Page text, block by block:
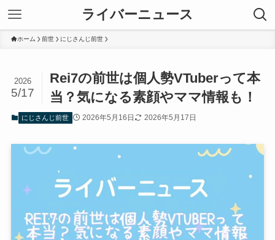
ライバーニュース
ホーム 前世 にじさんじ前世
Rei7の前世は個人勢VTuberって本
当？気になる素顔やママ情報も！
2026
5/17
にじさんじ前世 2026年5月16日 2026年5月17日